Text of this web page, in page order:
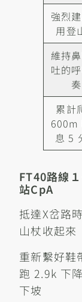
強烈
用登
維持
吐的
奏
累計
600m
息 5
FT40路線
站cpA
抵達X岔路
山杖收起來
重新繫好鞋
跑 2.9k 下
下坡